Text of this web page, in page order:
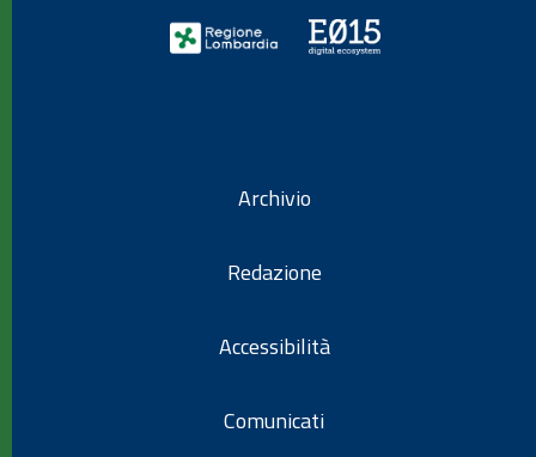
Archivio
Redazione
Accessibilità
Comunicati